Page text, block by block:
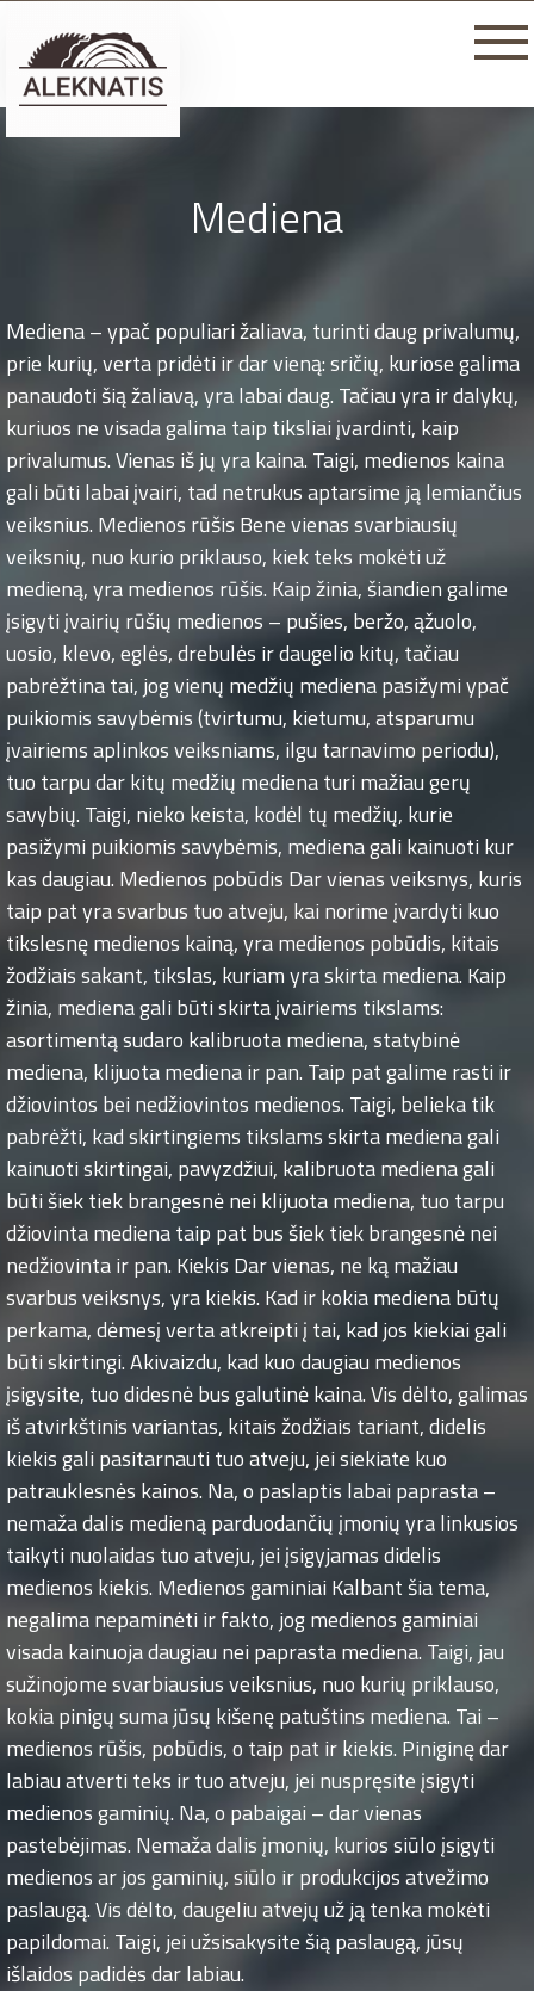
Mediena
Mediena – ypač populiari žaliava, turinti daug privalumų,
prie kurių, verta pridėti ir dar vieną: sričių, kuriose galima
panaudoti šią žaliavą, yra labai daug. Tačiau yra ir dalykų,
kuriuos ne visada galima taip tiksliai įvardinti, kaip
privalumus. Vienas iš jų yra kaina. Taigi, medienos kaina
gali būti labai įvairi, tad netrukus aptarsime ją lemiančius
veiksnius. Medienos rūšis Bene vienas svarbiausių
veiksnių, nuo kurio priklauso, kiek teks mokėti už
medieną, yra medienos rūšis. Kaip žinia, šiandien galime
įsigyti įvairių rūšių medienos – pušies, beržo, ąžuolo,
uosio, klevo, eglės, drebulės ir daugelio kitų, tačiau
pabrėžtina tai, jog vienų medžių mediena pasižymi ypač
puikiomis savybėmis (tvirtumu, kietumu, atsparumu
įvairiems aplinkos veiksniams, ilgu tarnavimo periodu),
tuo tarpu dar kitų medžių mediena turi mažiau gerų
savybių. Taigi, nieko keista, kodėl tų medžių, kurie
pasižymi puikiomis savybėmis, mediena gali kainuoti kur
kas daugiau. Medienos pobūdis Dar vienas veiksnys, kuris
taip pat yra svarbus tuo atveju, kai norime įvardyti kuo
tikslesnę medienos kainą, yra medienos pobūdis, kitais
žodžiais sakant, tikslas, kuriam yra skirta mediena. Kaip
žinia, mediena gali būti skirta įvairiems tikslams:
asortimentą sudaro kalibruota mediena, statybinė
mediena, klijuota mediena ir pan. Taip pat galime rasti ir
džiovintos bei nedžiovintos medienos. Taigi, belieka tik
pabrėžti, kad skirtingiems tikslams skirta mediena gali
kainuoti skirtingai, pavyzdžiui, kalibruota mediena gali
būti šiek tiek brangesnė nei klijuota mediena, tuo tarpu
džiovinta mediena taip pat bus šiek tiek brangesnė nei
nedžiovinta ir pan. Kiekis Dar vienas, ne ką mažiau
svarbus veiksnys, yra kiekis. Kad ir kokia mediena būtų
perkama, dėmesį verta atkreipti į tai, kad jos kiekiai gali
būti skirtingi. Akivaizdu, kad kuo daugiau medienos
įsigysite, tuo didesnė bus galutinė kaina. Vis dėlto, galimas
iš atvirkštinis variantas, kitais žodžiais tariant, didelis
kiekis gali pasitarnauti tuo atveju, jei siekiate kuo
patrauklesnės kainos. Na, o paslaptis labai paprasta –
nemaža dalis medieną parduodančių įmonių yra linkusios
taikyti nuolaidas tuo atveju, jei įsigyjamas didelis
medienos kiekis. Medienos gaminiai Kalbant šia tema,
negalima nepaminėti ir fakto, jog medienos gaminiai
visada kainuoja daugiau nei paprasta mediena. Taigi, jau
sužinojome svarbiausius veiksnius, nuo kurių priklauso,
kokia pinigų suma jūsų kišenę patuštins mediena. Tai –
medienos rūšis, pobūdis, o taip pat ir kiekis. Piniginę dar
labiau atverti teks ir tuo atveju, jei nuspręsite įsigyti
medienos gaminių. Na, o pabaigai – dar vienas
pastebėjimas. Nemaža dalis įmonių, kurios siūlo įsigyti
medienos ar jos gaminių, siūlo ir produkcijos atvežimo
paslaugą. Vis dėlto, daugeliu atvejų už ją tenka mokėti
papildomai. Taigi, jei užsisakysite šią paslaugą, jūsų
išlaidos padidės dar labiau.